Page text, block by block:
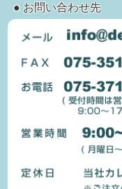
● お問い合わせ先